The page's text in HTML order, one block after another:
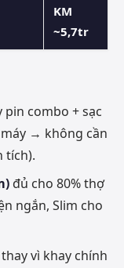
KM
~5,7tr
pin combo + sạc
→ không cần
tích).
đủ cho 80% thợ
ngắn, Slim cho
thay vì khay chính